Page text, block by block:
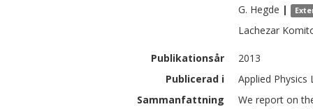
G. Hegde |
Lachezar
Publikationsår
2013
Publicerad i
Applied Physics
Sammanfattning
We report on